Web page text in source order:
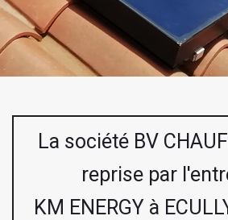
La société BV
reprise par
KM ENERGY à